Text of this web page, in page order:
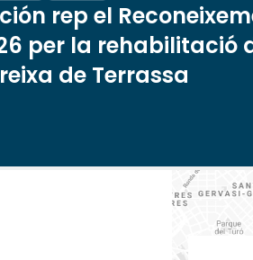
rep el
per la rehabilitació
de Terrassa